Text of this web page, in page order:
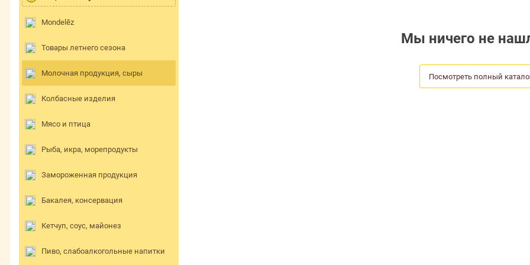
Mondelēz
Товары летнего сезона
Молочная продукция, сыры
Колбасные изделия
Мясо и птица
Рыба, икра, морепродукты
Замороженная продукция
Бакалея, консервация
Кетчуп, соус, майонез
Пиво, слабоалкогольные напитки
Мы ничего не
Посмотреть полный